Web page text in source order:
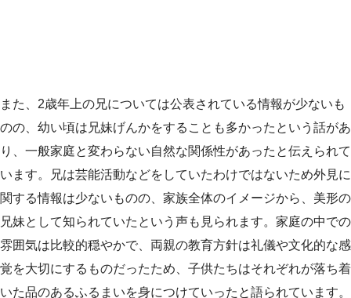
また、2歳年上の兄については公表されている情報が少ないも
のの、幼い頃は兄妹げんかをすることも多かったという話があ
り、一般家庭と変わらない自然な関係性があったと伝えられて
います。兄は芸能活動などをしていたわけではないため外見に
関する情報は少ないものの、家族全体のイメージから、美形の
兄妹として知られていたという声も見られます。家庭の中での
雰囲気は比較的穏やかで、両親の教育方針は礼儀や文化的な感
覚を大切にするものだったため、子供たちはそれぞれが落ち着
いた品のあるふるまいを身につけていったと語られています。